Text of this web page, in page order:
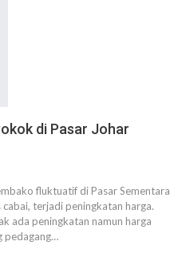
di Pasar Johar
fluktuatif di Pasar Sementara
terjadi peningkatan harga.
ada peningkatan namun harga
pedagang…